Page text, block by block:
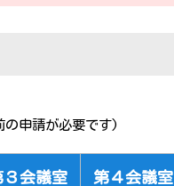
申請が必要です)
３会議室
第４会議室